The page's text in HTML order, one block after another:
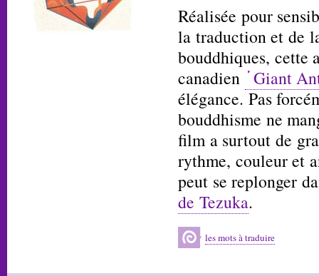
Réalisée pour
la traduction et de
bouddhiques, cette
canadien Giant
élégance. Pas
bouddhisme ne
film a surtout de
rythme, couleur et
peut se replonger
de Tezuka.
les mots à traduire